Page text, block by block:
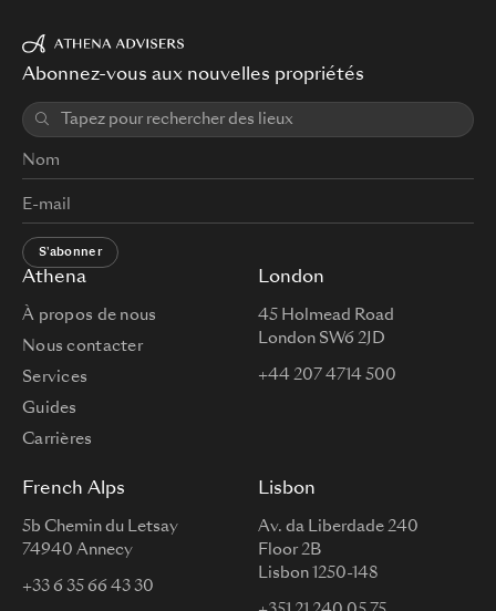
Athena
À propos de nous
Nous contacter
Services
Guides
Carrières
London
45 Holmead Road
London SW6 2JD
+44 207 4714 500
French Alps
5b Chemin du Letsay
74940 Annecy
+33 6 35 66 43 30
Lisbon
Av. da Liberdade 240
Floor 2B
Lisbon 1250-148
Abonnez-vous aux nouvelles propriétés
S'abonner